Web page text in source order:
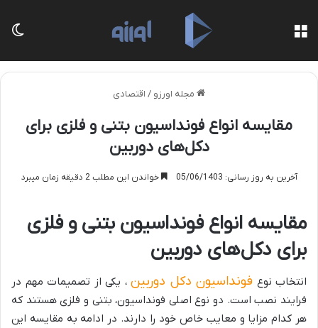
مجله اورزو / اقتصادی
مقایسه انواع فونداسیون بتنی و فلزی برای
دکل‌های دوربین
آخرین به روز رسانی: 05/06/1403 خواندن این مطلب 2 دقیقه زمان میبرد
مقایسه انواع فونداسیون بتنی و فلزی
برای دکل‌های دوربین
انتخاب نوع فونداسیون دکل دوربین ، یکی از تصمیمات مهم در
فرایند نصب است. دو نوع اصلی فونداسیون، بتنی و فلزی هستند که
هر کدام مزایا و معایب خاص خود را دارند. در ادامه به مقایسه این